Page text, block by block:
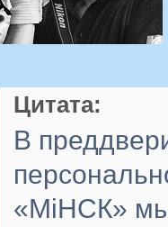
Цитата:
В
«МiНСК» мы